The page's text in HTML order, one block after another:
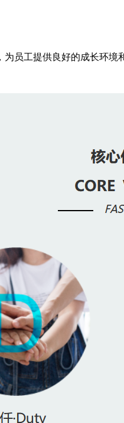
员工提供良好的成长环境